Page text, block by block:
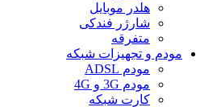
هلدر موبایل
شارژر فندکی
متفرقه
مودم و تجهیزات شبکه
مودم ADSL
مودم 3G و 4G
کارت شبکه